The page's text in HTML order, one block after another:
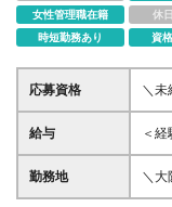
女性管理職在籍
休
時短勤務あり
資
応募資格
＼未
レン
心に活躍中 ﾟ･*:.
に
ッ
給与
＜
万円＋各
～＋各種
勤務地
＼大
の勤